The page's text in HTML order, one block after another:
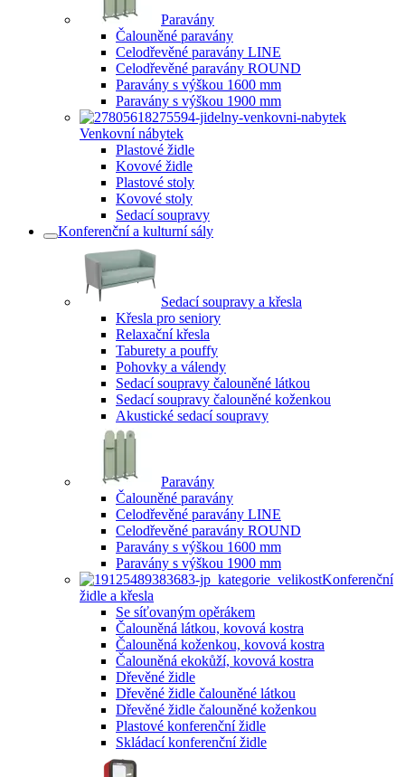
Paravány
Čalouněné paravány
Celodřevěné paravány LINE
Celodřevěné paravány ROUND
Paravány s výškou 1600 mm
Paravány s výškou 1900 mm
Venkovní nábytek
Plastové židle
Kovové židle
Plastové stoly
Kovové stoly
Sedací soupravy
Konferenční a kulturní sály
Sedací soupravy a křesla
Křesla pro seniory
Relaxační křesla
Taburety a pouffy
Pohovky a válendy
Sedací soupravy čalouněné látkou
Sedací soupravy čalouněné koženkou
Akustické sedací soupravy
Paravány
Čalouněné paravány
Celodřevěné paravány LINE
Celodřevěné paravány ROUND
Paravány s výškou 1600 mm
Paravány s výškou 1900 mm
Konferenční
židle a křesla
Se síťovaným opěrákem
Čalouněná látkou, kovová kostra
Čalouněná koženkou, kovová kostra
Čalouněná ekokůží, kovová kostra
Dřevěné židle
Dřevěné židle čalouněné látkou
Dřevěné židle čalouněné koženkou
Plastové konferenční židle
Skládací konferenční židle